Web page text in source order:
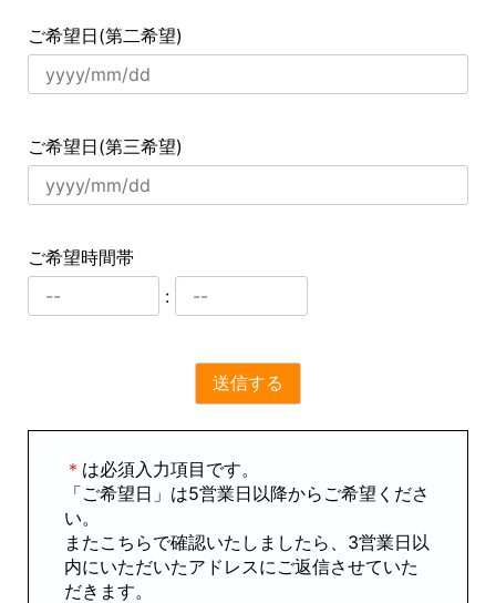
ご希望日(第二希望)
ご希望日(第三希望)
ご希望時間帯
:
＊ は必須入力項目です。
「ご希望日」は5営業日以降からご希望くださ
い。
またこちらで確認いたしましたら、3営業日以
内にいただいたアドレスにご返信させていた
だきます。